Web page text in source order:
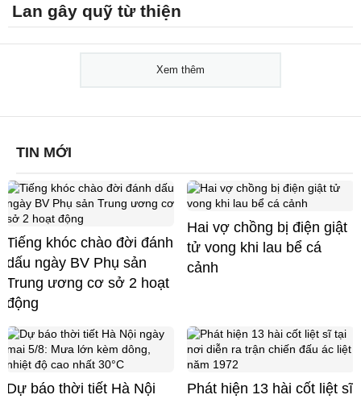
Lan gây quỹ từ thiện
Xem thêm
TIN MỚI
Tiếng khóc chào đời đánh
dấu ngày BV Phụ sản
Trung ương cơ sở 2 hoạt
động
Hai vợ chồng bị điện giật
tử vong khi lau bể cá
cảnh
Dự báo thời tiết Hà Nội
Phát hiện 13 hài cốt liệt sĩ